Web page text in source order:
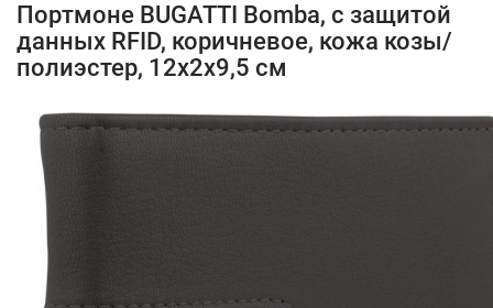
Портмоне BUGATTI Bomba, с защитой
данных RFID, коричневое, кожа козы/
полиэстер, 12х2х9,5 см